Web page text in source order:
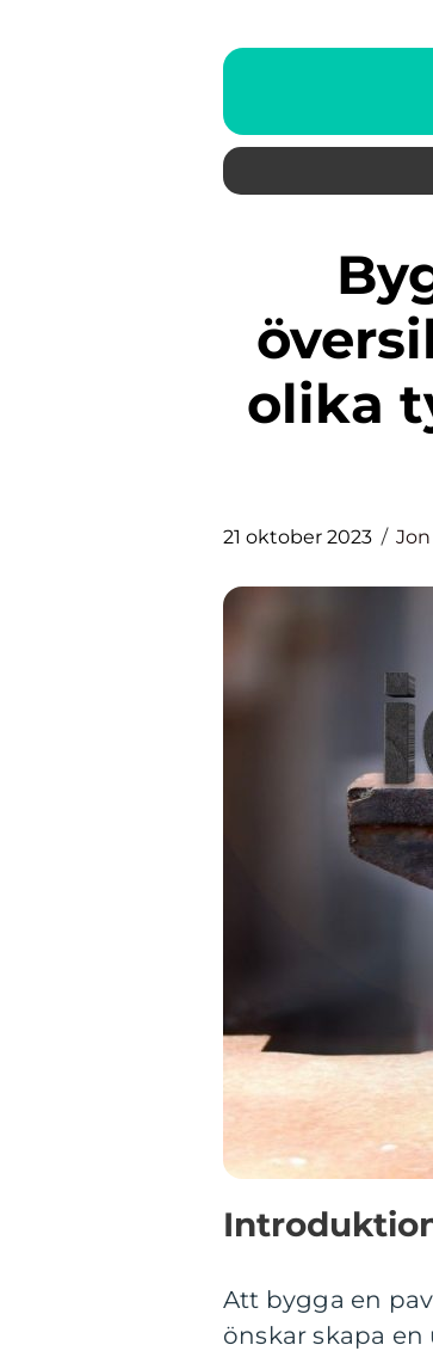
Bygge av paviljong: En
olika
21 oktober 2023
Att bygga en
önskar skapa